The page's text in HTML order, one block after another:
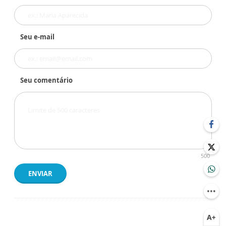
Seu e-mail
Seu comentário
500
ENVIAR